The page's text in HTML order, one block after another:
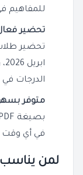
للمفاهيم
تحضير
الدرجات في
متوفر
في أي وقت
لمن يناسب